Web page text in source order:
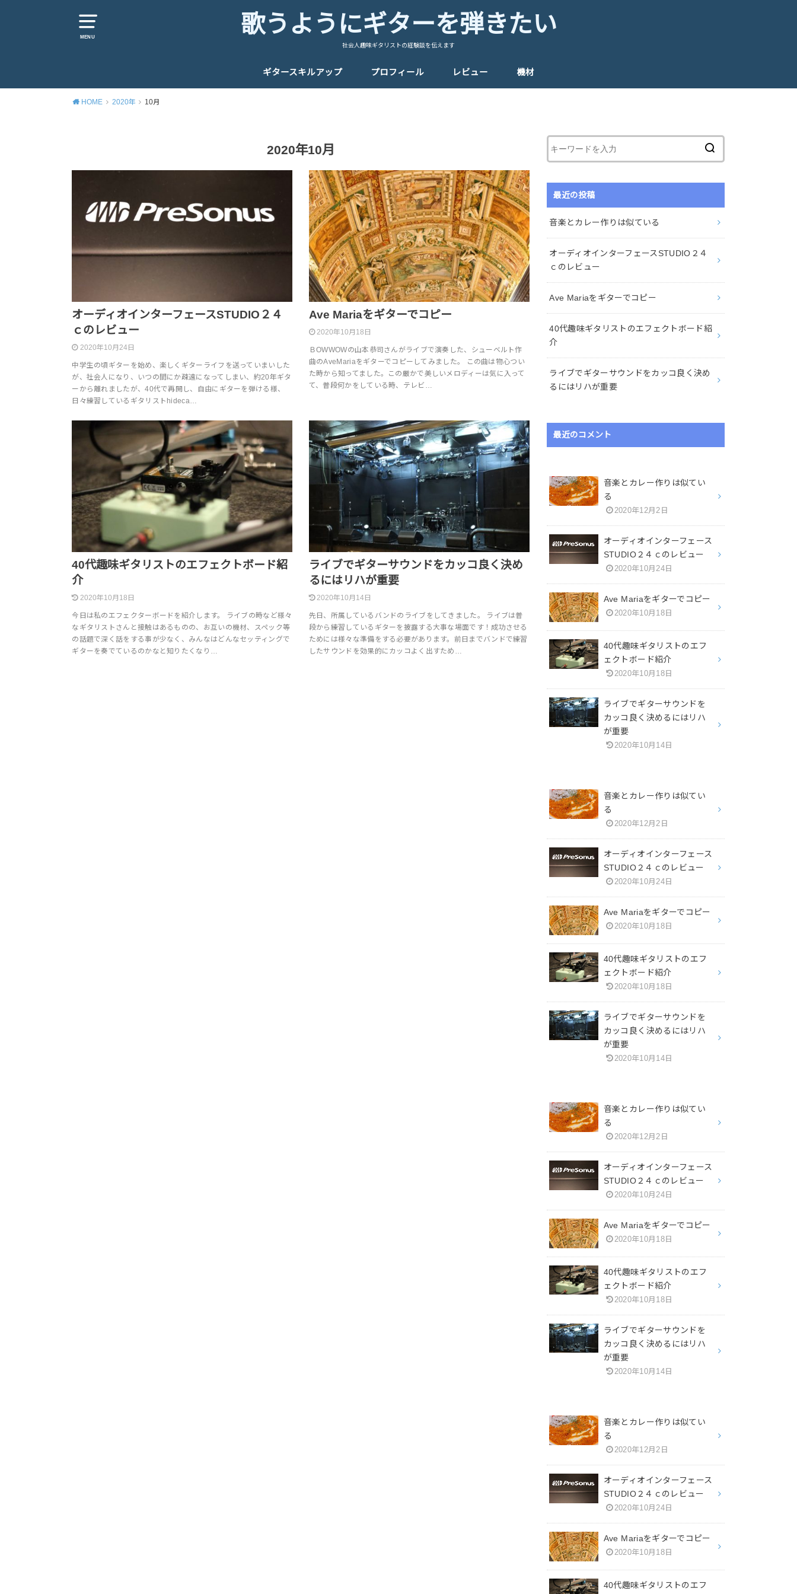
MENU 歌うようにギターを弾きたい
社会人趣味ギタリストの経験談を伝えます
ギタースキルアップ プロフィール レビュー 機材
HOME 2020年 10月
2020年10月
オーディオインターフェースSTUDIO２４
ｃのレビュー
2020年10月24日
中学生の頃ギターを始め、楽しくギターライフを送っていまいした
が、社会人になり、いつの間にか疎遠になってしまい、約20年ギタ
ーから離れましたが、40代で再開し、自由にギターを弾ける様、
日々練習しているギタリストhideca…
Ave Mariaをギターでコピー
2020年10月18日
ＢOWWOWの山本恭司さんがライブで演奏した、シューベルト作
曲のAveMariaをギターでコピーしてみました。 この曲は物心つい
た時から知ってました。この厳かで美しいメロディーは気に入って
て、普段何かをしている時、テレビ…
40代趣味ギタリストのエフェクトボード紹
介
2020年10月18日
今日は私のエフェクターボードを紹介します。 ライブの時など様々
なギタリストさんと接触はあるものの、お互いの機材、スペック等
の話題で深く話をする事が少なく、みんなはどんなセッティングで
ギターを奏でているのかなと知りたくなり…
ライブでギターサウンドをカッコ良く決め
るにはリハが重要
2020年10月14日
先日、所属しているバンドのライブをしてきました。 ライブは普
段から練習しているギターを披露する大事な場面です！成功させる
ためには様々な準備をする必要があります。前日までバンドで練習
したサウンドを効果的にカッコよく出すため…
最近の投稿
音楽とカレー作りは似ている
オーディオインターフェースSTUDIO２４
ｃのレビュー
Ave Mariaをギターでコピー
40代趣味ギタリストのエフェクトボード紹
介
ライブでギターサウンドをカッコ良く決め
るにはリハが重要
最近のコメント
音楽とカレー作りは似てい
る
2020年12月2日
オーディオインターフェース
STUDIO２４ｃのレビュー
2020年10月24日
Ave Mariaをギターでコピー
2020年10月18日
40代趣味ギタリストのエフ
ェクトボード紹介
2020年10月18日
ライブでギターサウンドを
カッコ良く決めるにはリハ
が重要
2020年10月14日
音楽とカレー作りは似てい
る
2020年12月2日
オーディオインターフェース
STUDIO２４ｃのレビュー
2020年10月24日
Ave Mariaをギターでコピー
2020年10月18日
40代趣味ギタリストのエフ
ェクトボード紹介
2020年10月18日
ライブでギターサウンドを
カッコ良く決めるにはリハ
が重要
2020年10月14日
音楽とカレー作りは似てい
る
2020年12月2日
オーディオインターフェース
STUDIO２４ｃのレビュー
2020年10月24日
Ave Mariaをギターでコピー
2020年10月18日
40代趣味ギタリストのエフ
ェクトボード紹介
2020年10月18日
ライブでギターサウンドを
カッコ良く決めるにはリハ
が重要
2020年10月14日
音楽とカレー作りは似てい
る
2020年12月2日
オーディオインターフェース
STUDIO２４ｃのレビュー
2020年10月24日
Ave Mariaをギターでコピー
2020年10月18日
40代趣味ギタリストのエフ